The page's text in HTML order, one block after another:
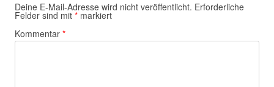
Deine E-Mail-Adresse wird nicht veröffentlicht. Erforderliche
Felder sind mit * markiert
Kommentar *